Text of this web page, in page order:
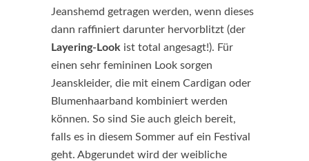
Jeanshemd getragen werden, wenn dieses
dann raffiniert darunter hervorblitzt (der
Layering-Look ist total angesagt!). Für
einen sehr femininen Look sorgen
Jeanskleider, die mit einem Cardigan oder
Blumenhaarband kombiniert werden
können. So sind Sie auch gleich bereit,
falls es in diesem Sommer auf ein Festival
geht. Abgerundet wird der weibliche